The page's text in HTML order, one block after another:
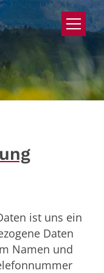
ist uns ein
Daten
Namen und